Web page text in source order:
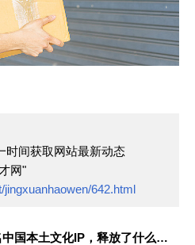
时间获取网站最新动态
网"
jingxuanhaowen/642.html
星巴克首次联名中国本土文化IP，释放了什么信号？